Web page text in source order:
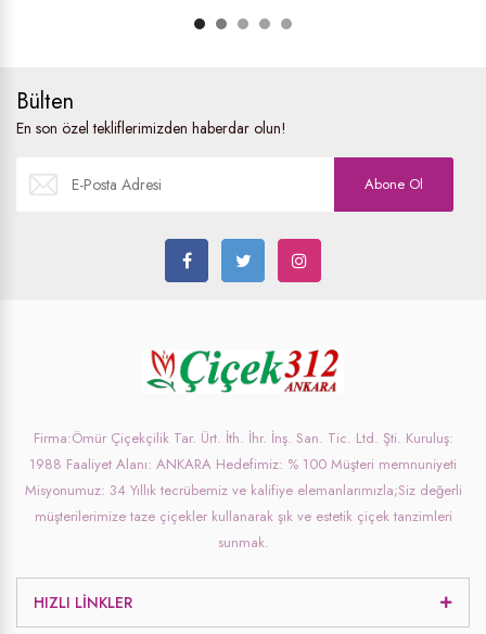
Bülten
En son özel tekliflerimizden haberdar olun!
Abone Ol
Firma:Ömür Çiçekçilik Tar. Ürt. İth. İhr. İnş. San. Tic. Ltd. Şti. Kuruluş:
1988 Faaliyet Alanı: ANKARA Hedefimiz: % 100 Müşteri memnuniyeti
Misyonumuz: 34 Yıllık tecrübemiz ve kalifiye elemanlarımızla;Siz değerli
müşterilerimize taze çiçekler kullanarak şık ve estetik çiçek tanzimleri
sunmak.
HIZLI LINKLER